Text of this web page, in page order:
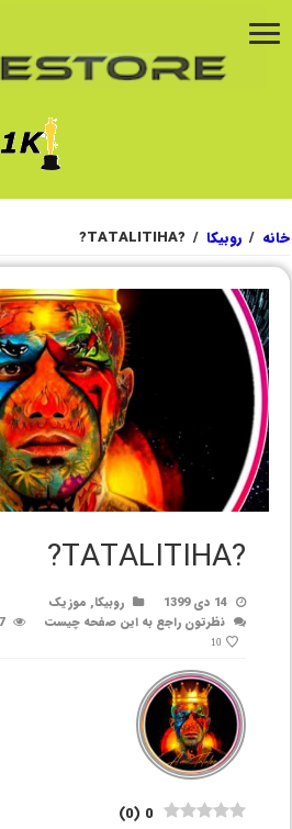
خانه / روبیکا /
?TATALITIHA?
?TATALITIHA?
14 دی 1399 روبیکا, موزیک
نظرتون راجع به این صفحه چیست
10
0
(
0
)